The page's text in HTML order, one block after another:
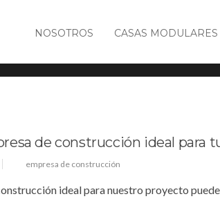
NOSOTROS CASAS MODULARES
de construcción ideal para
empresa de construcción
ideal para nuestro proyecto